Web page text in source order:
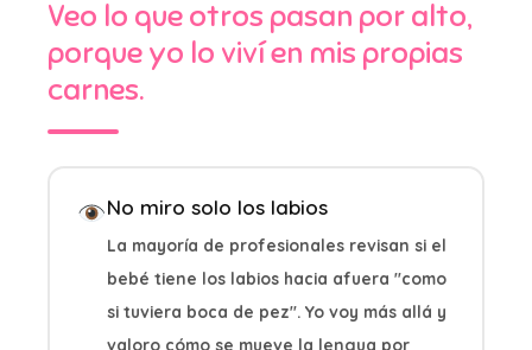
Veo lo que otros pasan por alto,
porque yo lo viví en mis propias
carnes.
No miro solo los labios
La mayoría de profesionales revisan si el
bebé tiene los labios hacia afuera "como
si tuviera boca de pez". Yo voy más allá y
valoro cómo se mueve la lengua por